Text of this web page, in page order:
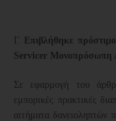
Γ. Επιβλήθηκε
Servicer
Σε εφαρμογή του
εμπορικές πρακτικές
αιτήματα δανειοληπτών